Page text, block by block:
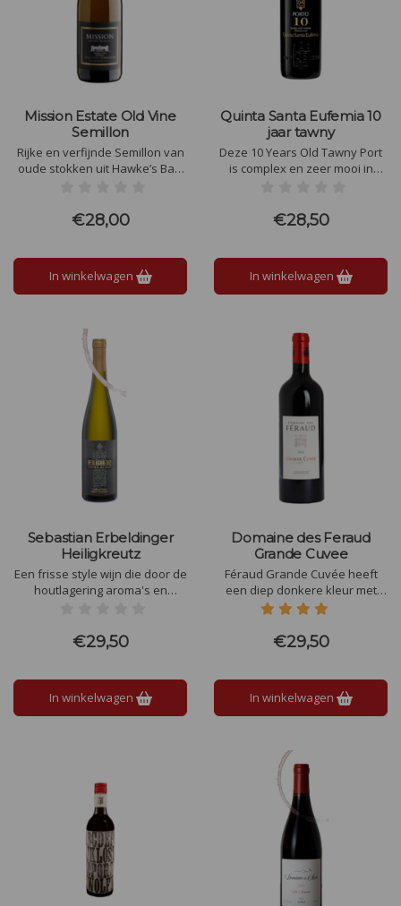
Mission Estate Old Vine
Semillon
Rijke en verfijnde Semillon van
oude stokken uit Hawke’s Bay.
romige structuur frisse zuren
en een lange elegante afdronk.
€28,00
In winkelwagen
Quinta Santa Eufemia 10
jaar tawny
Deze 10 Years Old Tawny Port
is complex en zeer mooi in
gedroogde vruchten zoals
pruimen en rozijnen. De
€28,50
In winkelwagen
Sebastian Erbeldinger
Heiligkreutz
Een frisse style wijn die door de
houtlagering aroma's en
fruit en frisse zuren. Een Top
cuvee van Sebastian
€29,50
In winkelwagen
Domaine des Feraud
Grande Cuvee
Féraud Grande Cuvée heeft
een diep donkere kleur met
paarse schitteringen. De rijke
zwart fruit, verse kruiden en
vanille.
€29,50
In winkelwagen